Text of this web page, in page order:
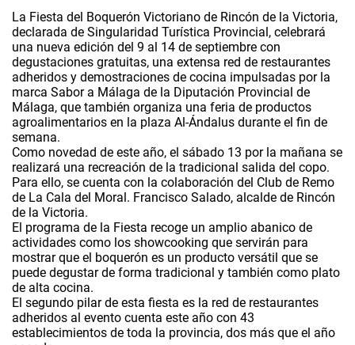
La Fiesta del Boquerón Victoriano de Rincón de la Victoria,
declarada de Singularidad Turística Provincial, celebrará
una nueva edición del 9 al 14 de septiembre con
degustaciones gratuitas, una extensa red de restaurantes
adheridos y demostraciones de cocina impulsadas por la
marca Sabor a Málaga de la Diputación Provincial de
Málaga, que también organiza una feria de productos
agroalimentarios en la plaza Al-Ándalus durante el fin de
semana.
Como novedad de este año, el sábado 13 por la mañana se
realizará una recreación de la tradicional salida del copo.
Para ello, se cuenta con la colaboración del Club de Remo
de La Cala del Moral. Francisco Salado, alcalde de Rincón
de la Victoria.
El programa de la Fiesta recoge un amplio abanico de
actividades como los showcooking que servirán para
mostrar que el boquerón es un producto versátil que se
puede degustar de forma tradicional y también como plato
de alta cocina.
El segundo pilar de esta fiesta es la red de restaurantes
adheridos al evento cuenta este año con 43
establecimientos de toda la provincia, dos más que el año